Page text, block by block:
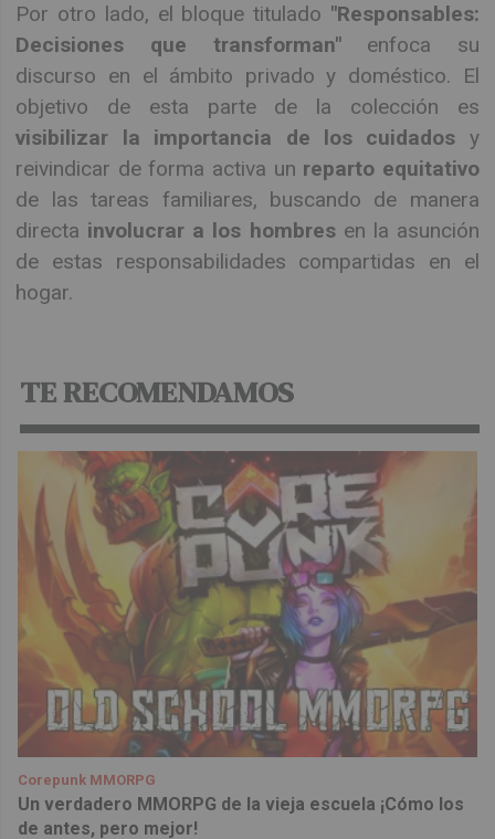
Por otro lado, el bloque titulado "Responsables:
Decisiones que transforman"enfoca su
discurso en el ámbito privado y doméstico. El
objetivo de esta parte de la colección es
visibilizar la importancia de los cuidados y
reivindicar de forma activa un reparto equitativo
de las tareas familiares, buscando de manera
directa involucrar a los hombresen la asunción
de estas responsabilidades compartidas en el
hogar.
TE RECOMENDAMOS
Corepunk MMORPG
Un verdadero MMORPG de la vieja escuela ¡Cómo los
de antes, pero mejor!